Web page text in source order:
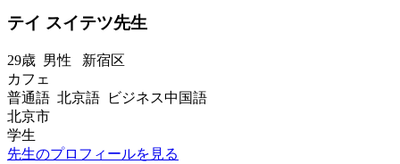
テイ スイテツ先生
29歳 男性 新宿区
カフェ
普通語 北京語 ビジネス中国語
北京市
学生
先生のプロフィールを見る